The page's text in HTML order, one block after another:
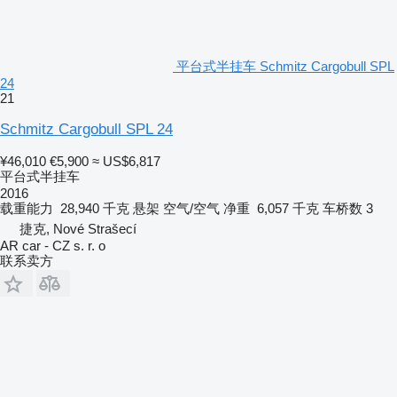
平台式半挂车 Schmitz Cargobull SPL
24
21
Schmitz Cargobull SPL 24
¥46,010 €5,900 ≈ US$6,817
平台式半挂车
2016
载重能力
28,940 千克 悬架 空气/空气 净重 6,057 千克 车桥数 3
捷克, Nové Strašecí
AR car - CZ s. r. o
联系卖方